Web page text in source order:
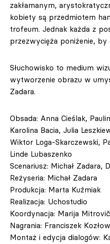
zakłamanym,
kobiety są przedmiotem
trofeum. Jednak każda z
przezwycięża poniżenie,
Słuchowisko to medium
wytworzenie obrazu w
Zadara.
Obsada: Anna Cieślak,
Karolina Bacia, Julia
Wiktor Loga-Skarczewski,
Linde Lubaszenko
Scenariusz: Michał Zadara,
Reżyseria: Michał Zadara
Produkcja: Marta Kuźmiak
Realizacja: Uchostudio
Koordynacja: Marija Mitrovič
Nagrania: Franciszek
Montaż i edycja dialogów: